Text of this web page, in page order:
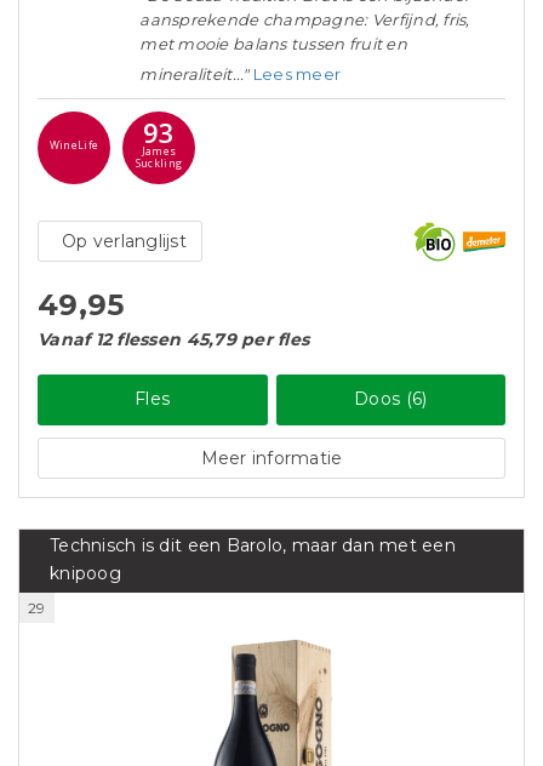
aansprekende champagne: Verfijnd, fris,
met mooie balans tussen fruit en
mineraliteit..." Lees meer
WineLife 93
James
Suckling
Op verlanglijst
49,95
Vanaf 12 flessen 45,79 per fles
Fles Doos (6)
Meer informatie
Technisch is dit een Barolo, maar dan met een
knipoog
29